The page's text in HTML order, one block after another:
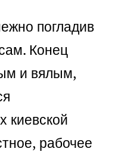
погладив
Конец
и вялым,
киевской
рабочее